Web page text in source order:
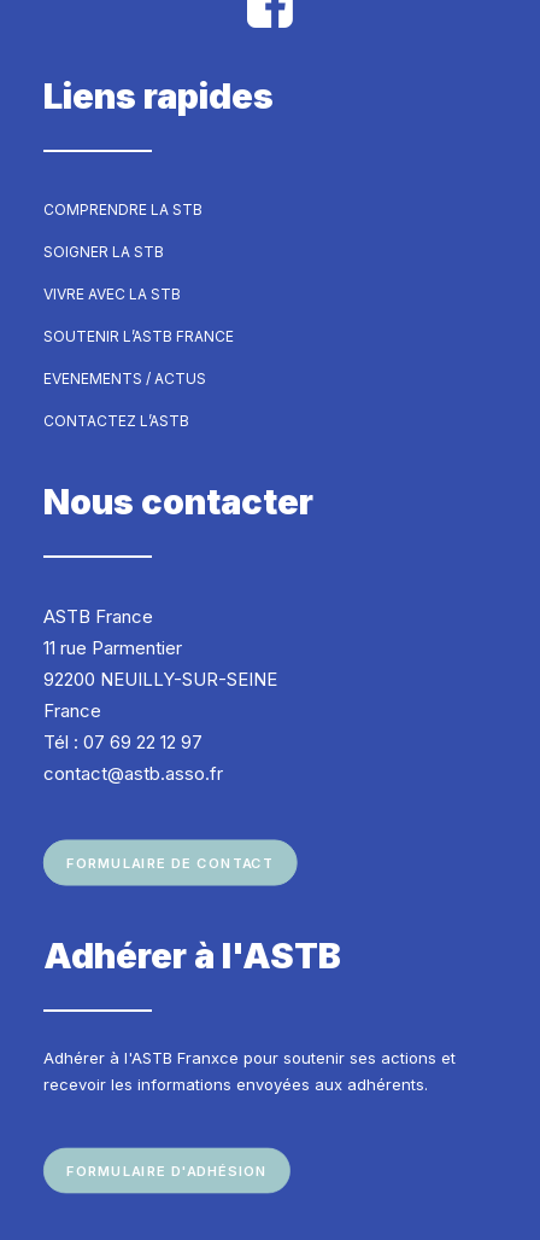
Liens rapides
COMPRENDRE LA STB
SOIGNER LA STB
VIVRE AVEC LA STB
SOUTENIR L’ASTB FRANCE
EVENEMENTS / ACTUS
CONTACTEZ L’ASTB
Nous contacter
ASTB France
11 rue Parmentier
92200 NEUILLY-SUR-SEINE
France
Tél : 07 69 22 12 97
contact@astb.asso.fr
FORMULAIRE DE CONTACT
Adhérer à l'ASTB
Adhérer à l'ASTB Franxce pour soutenir ses actions et
recevoir les informations envoyées aux adhérents.
FORMULAIRE D'ADHÉSION